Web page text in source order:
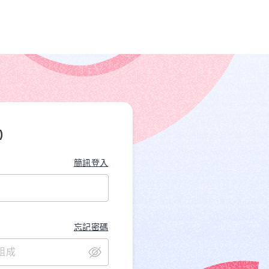
簡訊登入
忘記密碼